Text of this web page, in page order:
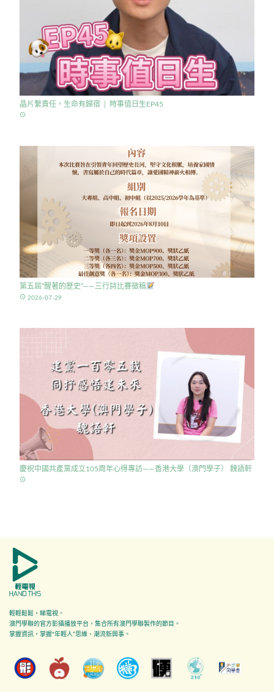
晶片繫責任，生命有歸宿 │ 時事值日生EP45
access_time
第五屆”醒著的歷史”——三行詩比賽徵稿
access_time 2026-07-29
慶祝中國共產黨成立105周年心得專訪——香港大學（澳門學子） 魏語軒
access_time
輕輕鬆鬆，睇電視。
澳門學聯的官方影攝播放平台，集合所有澳門學聯製作的節目。
掌握資訊，掌握"年輕人”思維、潮流新興事。